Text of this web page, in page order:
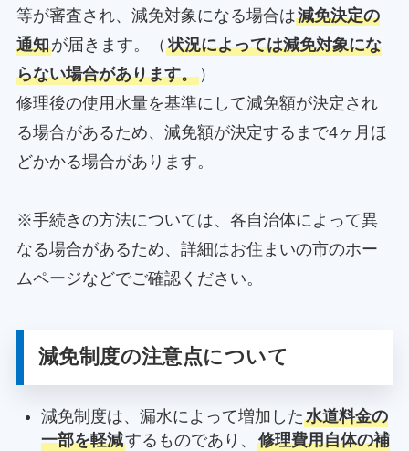
等が審査され、減免対象になる場合は減免決定の
通知が届きます。（ 状況によっては減免対象にな
らない場合があります。）
修理後の使用水量を基準にして減免額が決定され
る場合があるため、減免額が決定するまで4ヶ月ほ
どかかる場合があります。
※手続きの方法については、各自治体によって異
なる場合があるため、詳細はお住まいの市のホー
ムページなどでご確認ください。
減免制度の注意点について
減免制度は、漏水によって増加した水道料金の
一部を軽減するものであり、 修理費用自体の補